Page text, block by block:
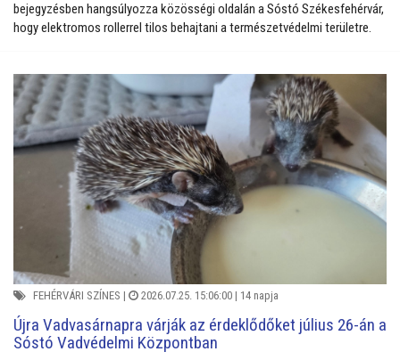
bejegyzésben hangsúlyozza közösségi oldalán a Sóstó Székesfehérvár,
hogy elektromos rollerrel tilos behajtani a természetvédelmi területre.
FEHÉRVÁRI SZÍNES | 2026.07.25. 15:06:00 | 14 napja
Újra Vadvasárnapra várják az érdeklődőket július 26-án a
Sóstó Vadvédelmi Központban